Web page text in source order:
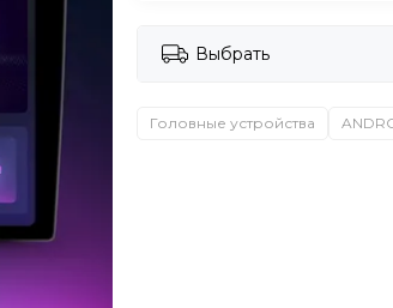
Выбрать
Головные устройства